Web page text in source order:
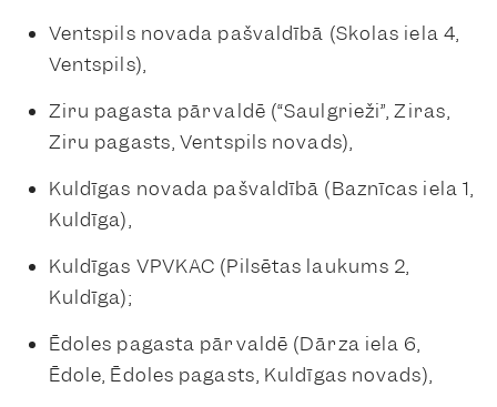
Ventspils novada pašvaldībā (Skolas iela 4,
Ventspils),
Ziru pagasta pārvaldē (“Saulgrieži”, Ziras,
Ziru pagasts, Ventspils novads),
Kuldīgas novada pašvaldībā (Baznīcas iela 1,
Kuldīga),
Kuldīgas VPVKAC (Pilsētas laukums 2,
Kuldīga);
Ēdoles pagasta pārvaldē (Dārza iela 6,
Ēdole, Ēdoles pagasts, Kuldīgas novads),